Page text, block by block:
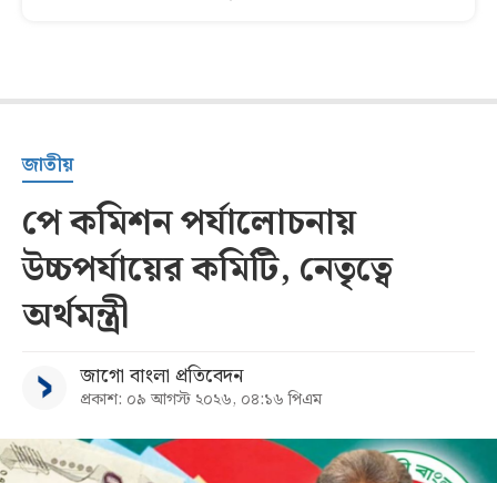
জাতীয়
পে কমিশন পর্যালোচনায়
উচ্চপর্যায়ের কমিটি, নেতৃত্বে
অর্থমন্ত্রী
জাগো বাংলা প্রতিবেদন
প্রকাশ: ০৯ আগস্ট ২০২৬, ০৪:১৬ পিএম